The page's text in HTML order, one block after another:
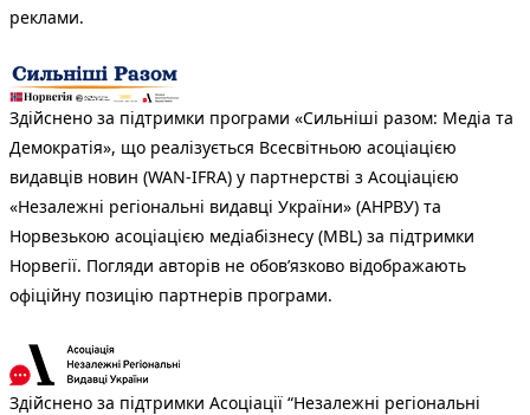
реклами.
Здійснено за підтримки програми «Сильніші разом: Медіа та
Демократія», що реалізується Всесвітньою асоціацією
видавців новин (WAN-IFRA) у партнерстві з Асоціацією
«Незалежні регіональні видавці України» (АНРВУ) та
Норвезькою асоціацією медіабізнесу (MBL) за підтримки
Норвегії. Погляди авторів не обов’язково відображають
офіційну позицію партнерів програми.
Здійснено за підтримки Асоціації “Незалежні регіональні